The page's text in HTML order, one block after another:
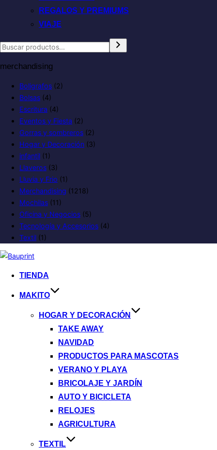
REGALOS Y PREMIUMS
VIAJE
merchandising
Boligrafos (2)
Bolsas (4)
Escritura (4)
Eventos y Fiesta (2)
Gorras y sombreros (2)
Hogar y Decoración (3)
infantil (1)
Llaveros (3)
Lluvia y Frio (1)
Merchandising (1218)
Mochilas (11)
Oficina y Negocios (5)
Tecnología y Accesorios (4)
Textil (1)
TIENDA
MAKITO
HOGAR Y DECORACIÓN
TAKE AWAY
NAVIDAD
PRODUCTOS PARA MASCOTAS
VERANO Y PLAYA
BRICOLAJE Y JARDÍN
AUTO Y BICICLETA
RELOJES
AGRICULTURA
TEXTIL